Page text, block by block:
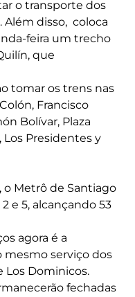
o transporte dos
Além disso, coloca
feira um trecho
que
tomar os trens nas
Francisco
Bolívar, Plaza
Los Presidentes y
o Metrô de Santiago
e 5, alcançando 53
agora é a
mesmo serviço dos
Los Dominicos.
fechadas